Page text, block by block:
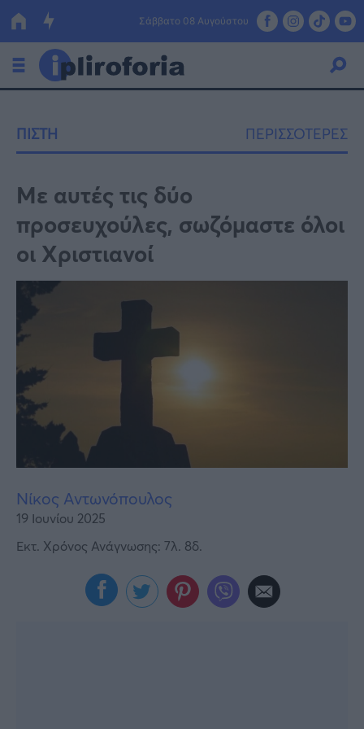
Σάββατο 08 Αυγούστου
Οικονομία
Πολιτική
Τράπεζες
Επιδοτήσεις
ΕΣΠΑ
Κόσμος
Lifestyle
Αθλητικά
Υγεία
Γυναίκα
Καιρός
ΠΙΣΤΗ ΠΕΡΙΣΣΟΤΕΡΕΣ
Με αυτές τις δύο
προσευχούλες, σωζόμαστε όλοι
οι Χριστιανοί
Νίκος Αντωνόπουλος
19 Ιουνίου 2025
Εκτ. Χρόνος Ανάγνωσης: 7λ. 8δ.